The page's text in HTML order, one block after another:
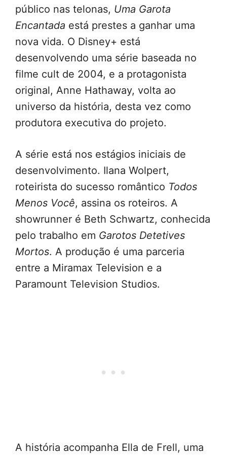
público nas telonas, Uma Garota
Encantada está prestes a ganhar uma
nova vida. O Disney+ está
desenvolvendo uma série baseada no
filme cult de 2004, e a protagonista
original, Anne Hathaway, volta ao
universo da história, desta vez como
produtora executiva do projeto.
A série está nos estágios iniciais de
desenvolvimento. Ilana Wolpert,
roteirista do sucesso romântico Todos
Menos Você, assina os roteiros. A
showrunner é Beth Schwartz, conhecida
pelo trabalho em Garotos Detetives
Mortos. A produção é uma parceria
entre a Miramax Television e a
Paramount Television Studios.
A história acompanha Ella de Frell, uma